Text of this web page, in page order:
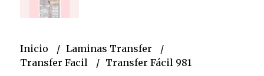
Inicio
Laminas Transfer
Transfer Facil
Transfer Fácil 981